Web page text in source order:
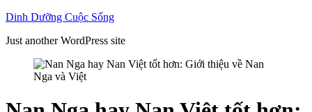
Skip
content
Dinh Dưỡng Cuộc Sống
Just another WordPress site